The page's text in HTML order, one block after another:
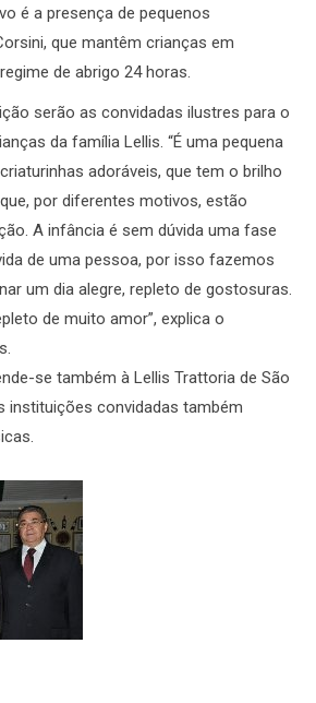
é a presença de pequenos
que mantêm crianças em
de abrigo 24 horas.
serão as convidadas ilustres para o
da família Lellis. “É uma pequena
adoráveis, que tem o brilho
por diferentes motivos, estão
A infância é sem dúvida uma fase
de uma pessoa, por isso fazemos
um dia alegre, repleto de gostosuras.
de muito amor”, explica o
se também à Lellis Trattoria de São
instituições convidadas também